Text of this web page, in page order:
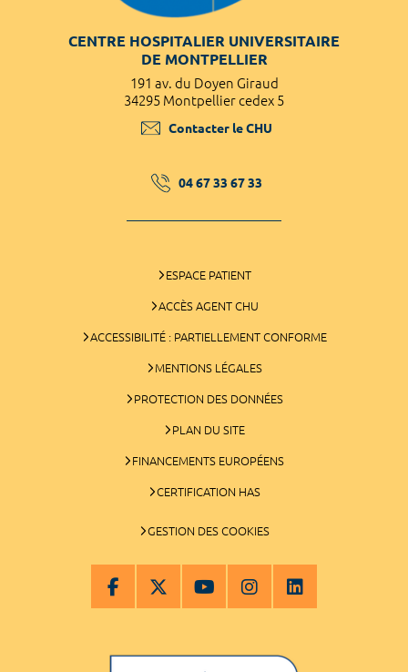
CENTRE HOSPITALIER UNIVERSITAIRE
DE MONTPELLIER
191 av. du Doyen Giraud
34295 Montpellier cedex 5
Contacter le CHU
04 67 33 67 33
ESPACE PATIENT
ACCÈS AGENT CHU
ACCESSIBILITÉ : PARTIELLEMENT CONFORME
MENTIONS LÉGALES
PROTECTION DES DONNÉES
PLAN DU SITE
FINANCEMENTS EUROPÉENS
CERTIFICATION HAS
GESTION DES COOKIES